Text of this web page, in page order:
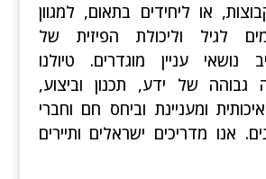
או ליחידים בתאום, למגוון
לגיל וליכולת הפיזית של
נושאי עניין מוגדרים. טיולנו
גבוהה של ידע, תכנון וביצוע,
ומעניינת וביחס חם וחברי
אנו מדריכים ישראלים ותיירים